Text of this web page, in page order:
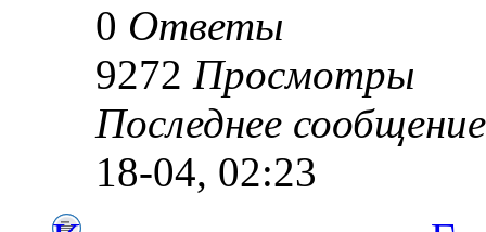
0 Ответы
9272 Просмотры
Последнее
18-04, 02:23